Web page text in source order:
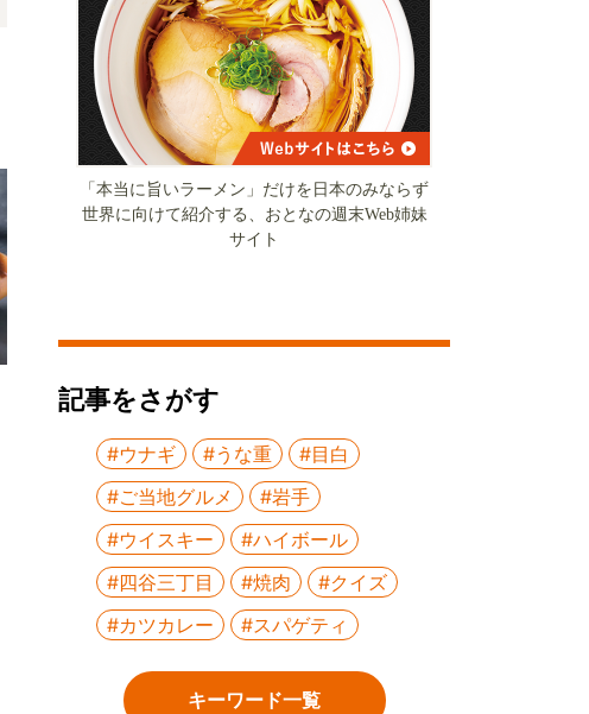
「本当に旨いラーメン」だけを日本のみならず
世界に向けて紹介する、おとなの週末Web姉妹
サイト
記事をさがす
#ウナギ #うな重
#目白
#ご当地グルメ
#岩手
#ウイスキー
#ハイボール
#四谷三丁目
#焼肉
#クイズ
#カツカレー
#スパゲティ
キーワード一覧